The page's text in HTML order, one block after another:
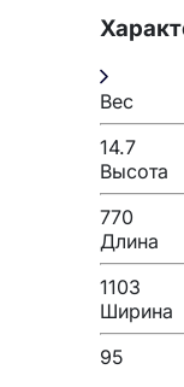
Вес
14.7
Высота
770
Длина
1103
Ширина
95